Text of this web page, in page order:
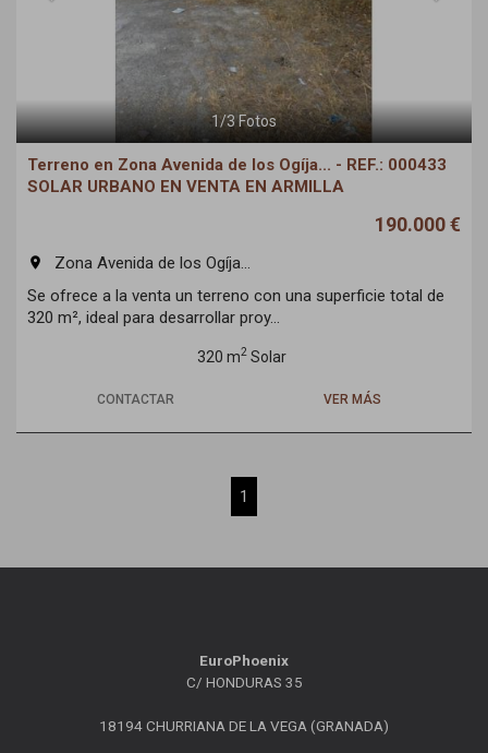
1 /3Fotos
Terreno en Zona Avenida de los Ogíja... - REF.: 000433
SOLAR URBANO EN VENTA EN ARMILLA
190.000 €
room
Zona Avenida de los Ogíja...
Se ofrece a la venta un terreno con una superficie total de
320 m², ideal para desarrollar proy...
320 m2Solar
CONTACTAR VER MÁS
1
EuroPhoenix
C/ HONDURAS 35
18194 CHURRIANA DE LA VEGA (GRANADA)